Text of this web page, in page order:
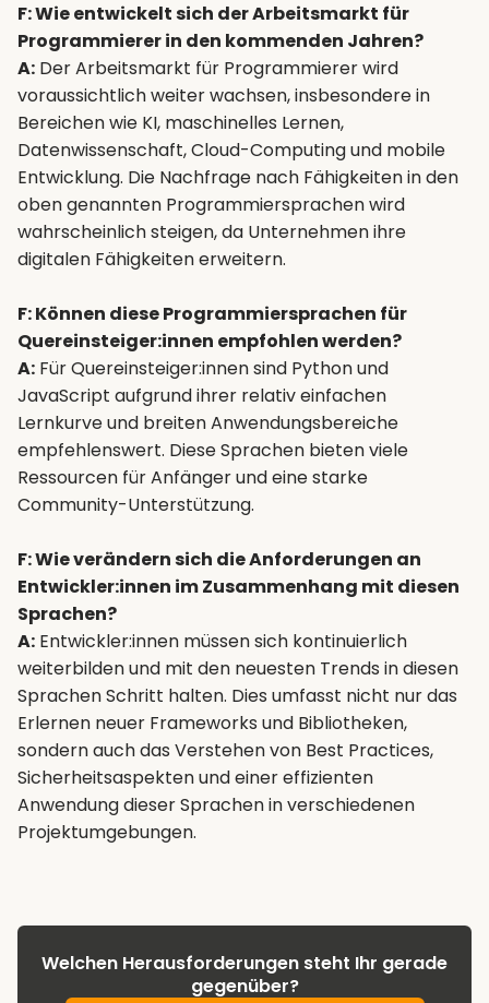
F: Wie entwickelt sich der Arbeitsmarkt für
Programmierer in den kommenden Jahren?
A: Der Arbeitsmarkt für Programmierer wird
voraussichtlich weiter wachsen, insbesondere in
Bereichen wie KI, maschinelles Lernen,
Datenwissenschaft, Cloud-Computing und mobile
Entwicklung. Die Nachfrage nach Fähigkeiten in den
oben genannten Programmiersprachen wird
wahrscheinlich steigen, da Unternehmen ihre
digitalen Fähigkeiten erweitern.
F: Können diese Programmiersprachen für
Quereinsteiger:innen empfohlen werden?
A: Für Quereinsteiger:innen sind Python und
JavaScript aufgrund ihrer relativ einfachen
Lernkurve und breiten Anwendungsbereiche
empfehlenswert. Diese Sprachen bieten viele
Ressourcen für Anfänger und eine starke
Community-Unterstützung.
F: Wie verändern sich die Anforderungen an
Entwickler:innen im Zusammenhang mit diesen
Sprachen?
A: Entwickler:innen müssen sich kontinuierlich
weiterbilden und mit den neuesten Trends in diesen
Sprachen Schritt halten. Dies umfasst nicht nur das
Erlernen neuer Frameworks und Bibliotheken,
sondern auch das Verstehen von Best Practices,
Sicherheitsaspekten und einer effizienten
Anwendung dieser Sprachen in verschiedenen
Projektumgebungen.
Welchen Herausforderungen steht Ihr gerade
gegenüber?